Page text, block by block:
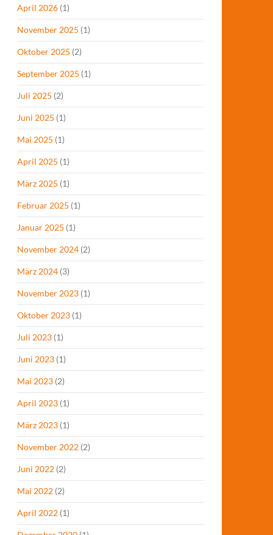
April 2026 (1)
November 2025 (1)
Oktober 2025 (2)
September 2025 (1)
Juli 2025 (2)
Juni 2025 (1)
Mai 2025 (1)
April 2025 (1)
März 2025 (1)
Februar 2025 (1)
Januar 2025 (1)
November 2024 (2)
März 2024 (3)
November 2023 (1)
Oktober 2023 (1)
Juli 2023 (1)
Juni 2023 (1)
Mai 2023 (2)
April 2023 (1)
März 2023 (1)
November 2022 (2)
Juni 2022 (2)
Mai 2022 (2)
April 2022 (1)